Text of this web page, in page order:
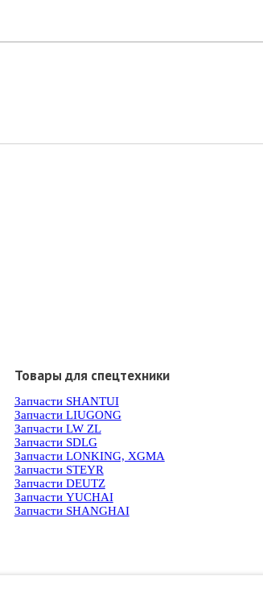
Товары для спецтехники
Запчасти SHANTUI
Запчасти LIUGONG
Запчасти LW ZL
Запчасти SDLG
Запчасти LONKING, XGMA
Запчасти STEYR
Запчасти DEUTZ
Запчасти YUCHAI
Запчасти SHANGHAI